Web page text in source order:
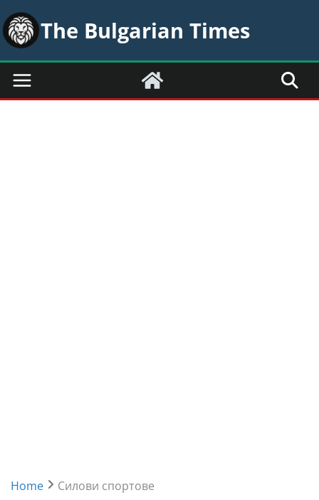
Skip
to
content
The Bulgarian Times
Home Силови спортове